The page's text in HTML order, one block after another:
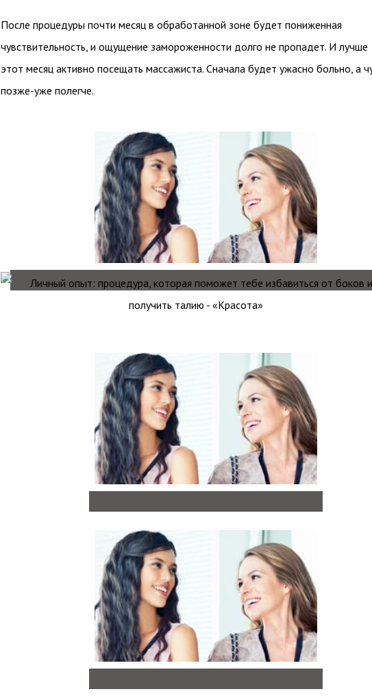
После процедуры почти месяц в обработанной зоне будет пониженная
чувствительность, и ощущение замороженности долго не пропадет. И лучше
этот месяц активно посещать массажиста. Сначала будет ужасно больно, а
позже-уже полегче.